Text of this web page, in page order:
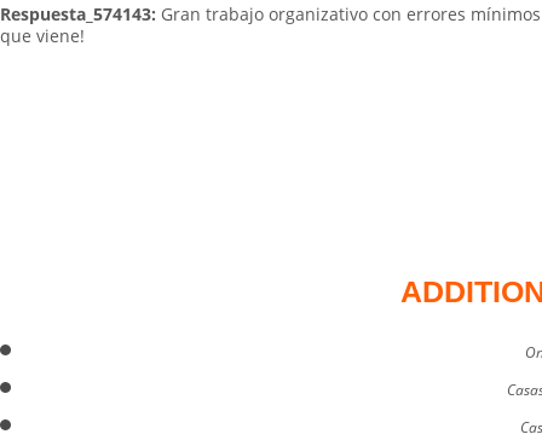
Respuesta_574143: Gran trabajo organizativo con errores
que viene!